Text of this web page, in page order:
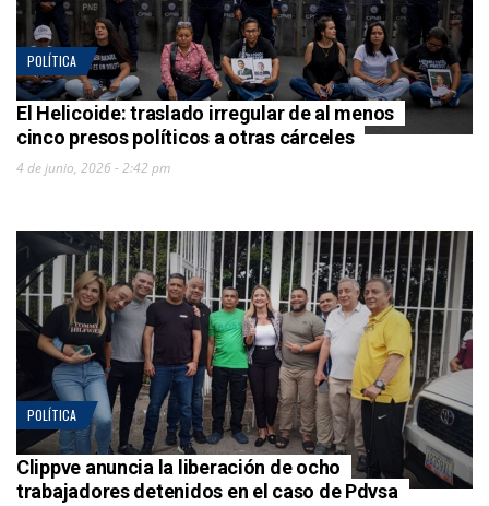
POLÍTICA
El Helicoide: traslado irregular de al menos
cinco presos políticos a otras cárceles
4 de junio, 2026 - 2:42 pm
POLÍTICA
Clippve anuncia la liberación de ocho
trabajadores detenidos en el caso de Pdvsa